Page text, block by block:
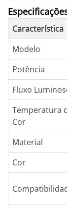
Característica
Modelo
Potência
Fluxo
Temperatura
Cor
Material
Cor